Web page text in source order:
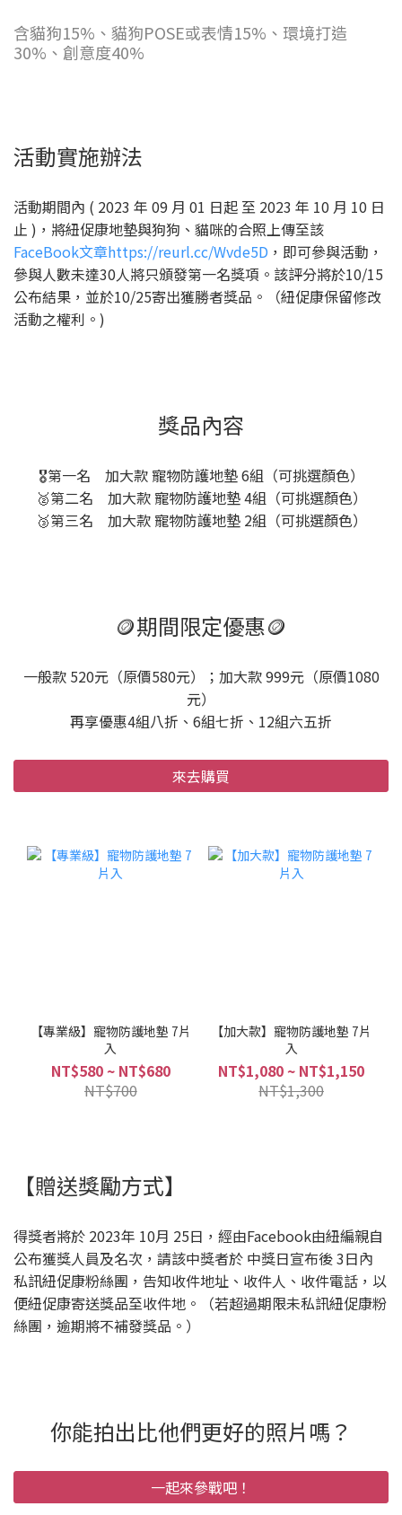
含貓狗15%、貓狗POSE或表情15%、環境打造
30%、創意度40%
活動實施辦法
活動期間內 ( 2023 年 09 月 01 日起 至 2023 年 10 月 10 日
止 )，將紐促康地墊與狗狗、貓咪的合照上傳至該
FaceBook文章https://reurl.cc/Wvde5D ，即可參與活動，
參與人數未達30人將只頒發第一名獎項。該評分將於10/15
公布結果，並於10/25寄出獲勝者獎品。（紐促康保留修改
活動之權利。)
獎品內容
🎖️第一名 加大款 寵物防護地墊 6組（可挑選顏色）
🥈第二名 加大款 寵物防護地墊 4組（可挑選顏色）
🥉第三名 加大款 寵物防護地墊 2組（可挑選顏色）
🪙期間限定優惠🪙
一般款 520元（原價580元）；加大款 999元（原價1080
元）
再享優惠4組八折、6組七折、12組六五折
來去購買
【專業級】寵物防護地墊 7片
入
NT$580 ~ NT$680
NT$700
【加大款】寵物防護地墊 7片
入
NT$1,080 ~ NT$1,150
NT$1,300
【贈送獎勵方式】
得獎者將於 2023年 10月 25日，經由Facebook由紐編親自
公布獲獎人員及名次，請該中獎者於 中獎日宣布後 3日內
私訊紐促康粉絲團，告知收件地址、收件人、收件電話，以
便紐促康寄送獎品至收件地。（若超過期限未私訊紐促康粉
絲團，逾期將不補發獎品。）
你能拍出比他們更好的照片嗎？
一起來參戰吧！